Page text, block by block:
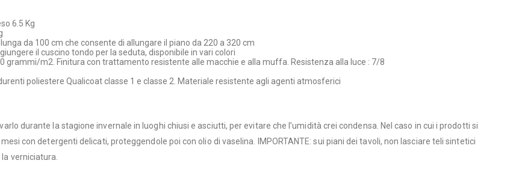
6.5 Kg
da 100 cm che consente di allungare il piano da 220 a 320 cm
il cuscino tondo per la seduta, disponibile in vari colori
grammi/m2. Finitura con trattamento resistente alle macchie e alla muffa. Resistenza alla luce : 7/8
poliestere Qualicoat classe 1 e classe 2. Materiale resistente agli agenti atmosferici
durante la stagione invernale in luoghi chiusi e asciutti, per evitare che l’umidità crei condensa. Nel caso in cui i prodotti si
con detergenti delicati, proteggendole poi con olio di vaselina. IMPORTANTE: sui piani dei tavoli, non lasciare teli sintetici
verniciatura.